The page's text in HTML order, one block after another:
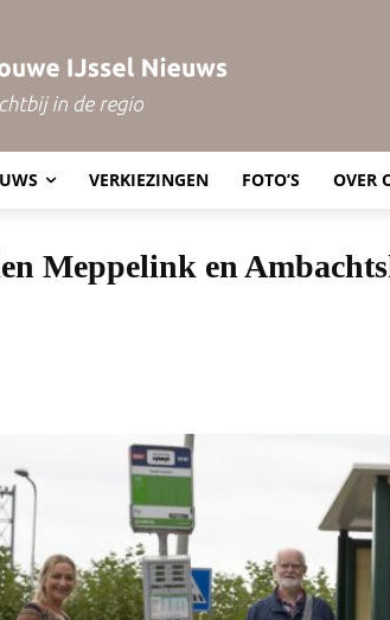
VERKIEZINGEN FOTO’S OVER
Meppelink en